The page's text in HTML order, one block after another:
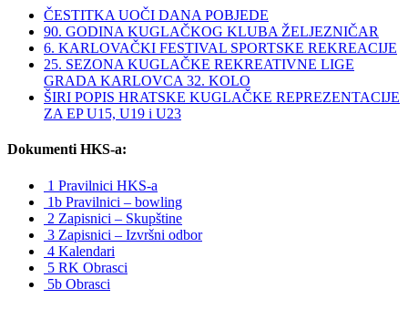
ČESTITKA UOČI DANA POBJEDE
90. GODINA KUGLAČKOG KLUBA ŽELJEZNIČAR
6. KARLOVAČKI FESTIVAL SPORTSKE REKREACIJE
25. SEZONA KUGLAČKE REKREATIVNE LIGE
GRADA KARLOVCA 32. KOLO
ŠIRI POPIS HRATSKE KUGLAČKE REPREZENTACIJE
ZA EP U15, U19 i U23
Dokumenti HKS-a:
1 Pravilnici HKS-a
1b Pravilnici – bowling
2 Zapisnici – Skupštine
3 Zapisnici – Izvršni odbor
4 Kalendari
5 RK Obrasci
5b Obrasci